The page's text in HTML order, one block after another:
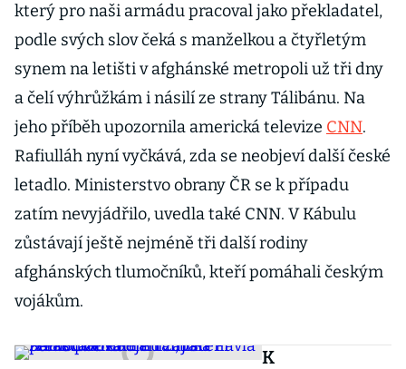
který pro naši armádu pracoval jako překladatel,
podle svých slov čeká s manželkou a čtyřletým
synem na letišti v afghánské metropoli už tři dny
a čelí výhrůžkám i násilí ze strany Tálibánu. Na
jeho příběh upozornila americká televize CNN.
Rafiulláh nyní vyčkává, zda se neobjeví další české
letadlo. Ministerstvo obrany ČR se k případu
zatím nevyjádřilo, uvedla také CNN. V Kábulu
zůstávají ještě nejméně tři další rodiny
afghánských tlumočníků, kteří pomáhali českým
vojákům.
K